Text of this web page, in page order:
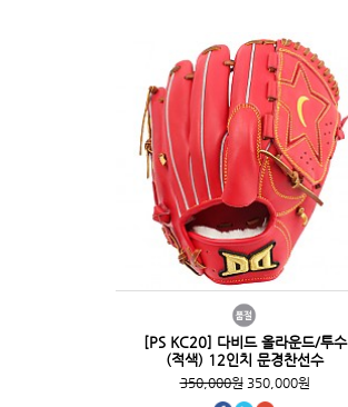
[PS KC20] 다비드 올라운드/투수
(적색) 12인치 문경찬선수
350,000원350,000원